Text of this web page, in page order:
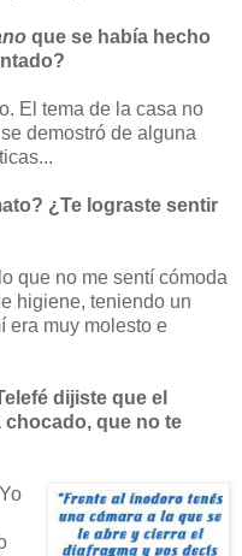
que se había hecho
El tema de la casa no
demostró de alguna
¿Te lograste sentir
que no me sentí cómoda
higiene, teniendo un
era muy molesto e
dijiste que el
chocado, que no te